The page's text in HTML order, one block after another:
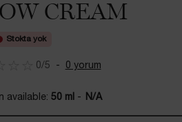
CREAM
Stokta yok
0/5 0 yorum
available: 50 ml - N/A